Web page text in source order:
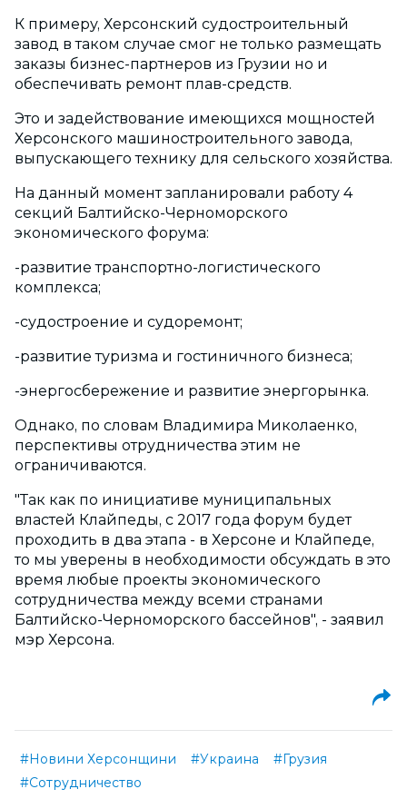
К примеру, Херсонский судостроительный
завод в таком случае смог не только размещать
заказы бизнес-партнеров из Грузии но и
обеспечивать ремонт плав-средств.
Это и задействование имеющихся мощностей
Херсонского машиностроительного завода,
выпускающего технику для сельского хозяйства.
На данный момент запланировали работу 4
секций Балтийско-Черноморского
экономического форума:
-развитие транспортно-логистического
комплекса;
-судостроение и судоремонт;
-развитие туризма и гостиничного бизнеса;
-энергосбережение и развитие энергорынка.
Однако, по словам Владимира Миколаенко,
перспективы отрудничества этим не
ограничиваются.
"Так как по инициативе муниципальных
властей Клайпеды, с 2017 года форум будет
проходить в два этапа - в Херсоне и Клайпеде,
то мы уверены в необходимости обсуждать в это
время любые проекты экономического
сотрудничества между всеми странами
Балтийско-Черноморского бассейнов", - заявил
мэр Херсона.
#Новини Херсонщини #Украина
#Грузия
#Сотрудничество